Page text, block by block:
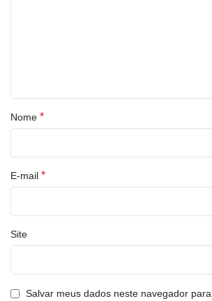
Nome *
E-mail *
Site
Salvar meus dados neste navegador